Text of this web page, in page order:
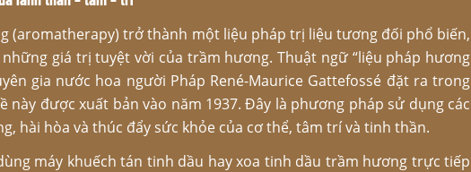
(aromatherapy) trở thành một liệu pháp trị liệu tương đối phổ biến,
giá trị tuyệt vời của trầm hương. Thuật ngữ “liệu pháp hương
gia nước hoa người Pháp René-Maurice Gattefossé đặt ra trong
này được xuất bản vào năm 1937. Đây là phương pháp sử dụng các
hài hòa và thúc đẩy sức khỏe của cơ thể, tâm trí và tinh thần.
máy khuếch tán tinh dầu hay xoa tinh dầu trầm hương trực tiếp